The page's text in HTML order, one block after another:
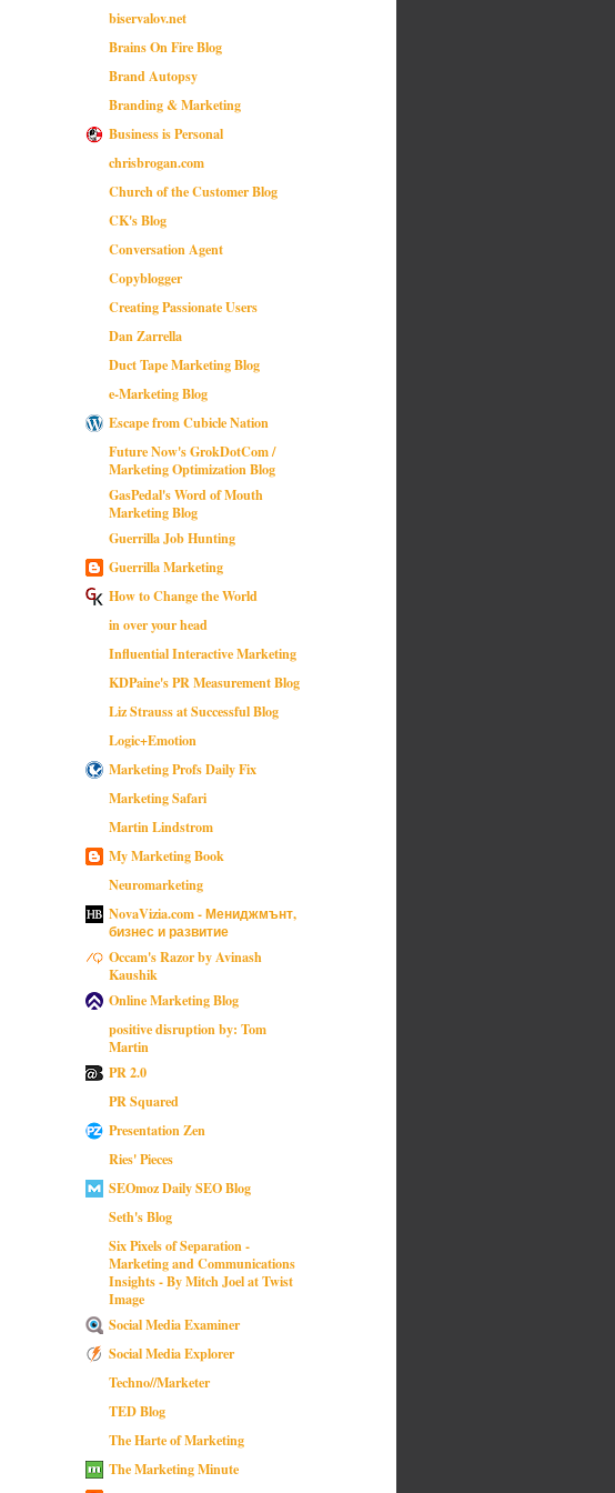
biservalov.net
Brains On Fire Blog
Brand Autopsy
Branding & Marketing
Business is Personal
chrisbrogan.com
Church of the Customer Blog
CK's Blog
Conversation Agent
Copyblogger
Creating Passionate Users
Dan Zarrella
Duct Tape Marketing Blog
e-Marketing Blog
Escape from Cubicle Nation
Future Now's GrokDotCom /
Marketing Optimization Blog
GasPedal's Word of Mouth
Marketing Blog
Guerrilla Job Hunting
Guerrilla Marketing
How to Change the World
in over your head
Influential Interactive Marketing
KDPaine's PR Measurement Blog
Liz Strauss at Successful Blog
Logic+Emotion
Marketing Profs Daily Fix
Marketing Safari
Martin Lindstrom
My Marketing Book
Neuromarketing
NovaVizia.com - Мениджмънт,
бизнес и развитие
Occam's Razor by Avinash
Kaushik
Online Marketing Blog
positive disruption by: Tom
Martin
PR 2.0
PR Squared
Presentation Zen
Ries' Pieces
SEOmoz Daily SEO Blog
Seth's Blog
Six Pixels of Separation -
Marketing and Communications
Insights - By Mitch Joel at Twist
Image
Social Media Examiner
Social Media Explorer
Techno//Marketer
TED Blog
The Harte of Marketing
The Marketing Minute